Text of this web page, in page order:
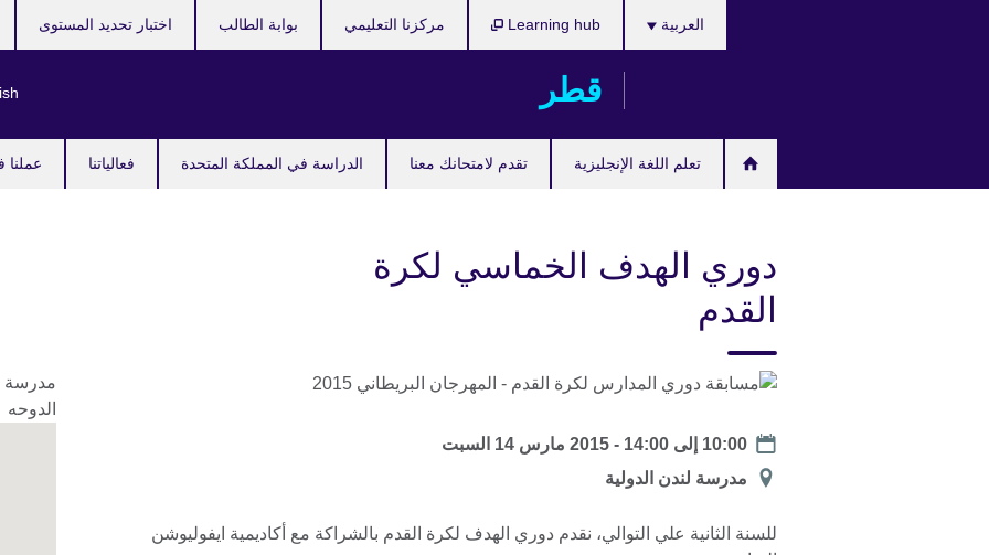
قطر
تعلم اللغة الإنجليزية تقدم لامتحانك معنا الدراسة في المملكة المتحدة فعالياتنا عملنا
العربية Learning hub مركزنا التعليمي بوابة الطالب اختبار تحديد المستوى
دوري الهدف الخماسي لكرة
القدم
Date
10:00 إلى14:00 - 2015 مارس 14 السبت
الموقع
مدرسة لندن الدولية
للسنة الثانية علي التوالي، نقدم دوري الهدف لكرة القدم بالشراكة مع أكاديمية ايفوليوشن
مدرسة
الدوحه